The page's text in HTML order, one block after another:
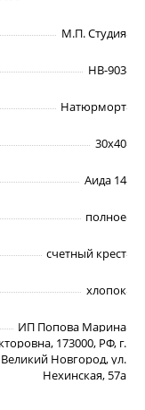
М.П. Студия
НВ-903
Натюрморт
30х40
Аида 14
полное
счетный крест
хлопок
ИП Попова Марина
173000, РФ, г.
Великий Новгород, ул.
Нехинская, 57а